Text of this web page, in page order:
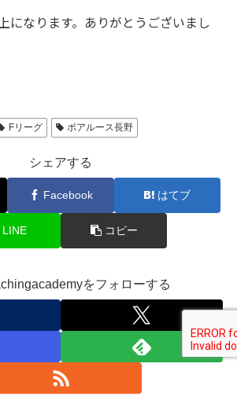
になります。ありがとうございまし
Fリーグ ボアルース長野
シェアする
Facebook はてブ
LINE コピー
をフォローする